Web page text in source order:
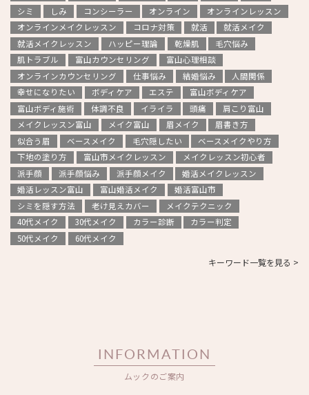
シミ
しみ コンシーラー オンライン
オンラインレッスン
オンラインメイクレッスン
コロナ対策 就活
就活メイク
就活メイクレッスン
ハッピー理論 乾燥肌
毛穴悩み
肌トラブル
富山カウンセリング
富山心理相談
オンラインカウンセリング
仕事悩み 結婚悩み
人間関係
幸せになりたい
ボディケア エステ
富山ボディケア
富山ボディ施術
体調不良 イライラ 頭痛
肩こり富山
メイクレッスン富山
メイク富山 眉メイク
眉書き方
似合う眉
ベースメイク 毛穴隠したい
ベースメイクやり方
下地の塗り方
富山市メイクレッスン
メイクレッスン初心者
派手顔
派手顔悩み 派手顔メイク
婚活メイクレッスン
婚活レッスン富山
富山婚活メイク
婚活富山市
シミを隠す方法
老け見えカバー
メイクテクニック
40代メイク
30代メイク カラー診断
カラー判定
50代メイク
60代メイク
キーワード一覧を見る >
INFORMATION
ムックのご案内